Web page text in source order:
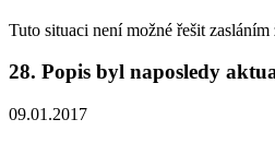
Tuto situaci není možné řešit
28. Popis byl naposledy
09.01.2017